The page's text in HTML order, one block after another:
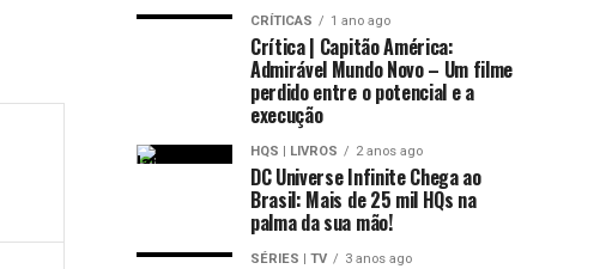
CRÍTICAS 1 ano ago
Crítica | Capitão América:
Admirável Mundo Novo – Um filme
perdido entre o potencial e a
execução
HQS | LIVROS 2 anos ago
DC Universe Infinite Chega ao
Brasil: Mais de 25 mil HQs na
palma da sua mão!
SÉRIES | TV 3 anos ago